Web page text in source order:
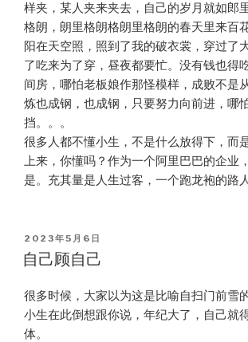
样夹，某人夹来夹去，自己的岁月就如郎
格朗，朗里格朗格朗里格朗的春天里来百
阳在天空照，照到了我的破衣裳，穿过了
了吃来为了穿，昼夜都要忙。没有钱也得
间房，哪怕老板娘作那怪模样，成败不是
炼也成钢，也成钢，只要努力向前进，哪
挡。。。
很多人都不懂小生，不是什么放得下，而
上来，你懂吗？作为一个阿里巴巴的企业
是。充其量是人生过客，一个跑龙袍的路
POSTED
ON
2023年5月6日
自己顾自己
很多时候，大家以为这是比喻自扫门前雪
小生在此倒想跟你说，年纪大了，自己就
体。